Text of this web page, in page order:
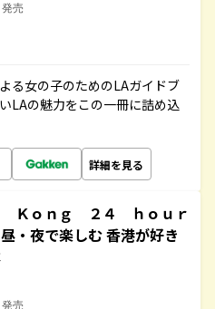
売
る女の子のためのLAガイドブ
LAの魅力をこの一冊に詰め込
詳細を見る
Ｋｏｎｇ ２４ ｈｏｕｒ
・夜で楽しむ 香港が好き
売